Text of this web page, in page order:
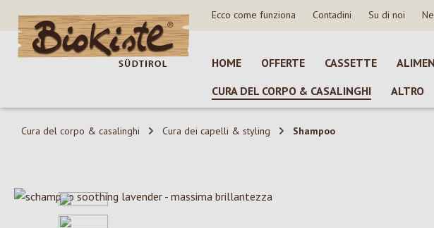
al contenuto principale
Salta alla ricerca
Passa alla navigazione principale Ecco come funziona Contadini Su di noi
HOME OFFERTE CASSETTE
CURA DEL CORPO & CASALINGHI
ALTRO
Cura del corpo & casalinghi Cura dei capelli & styling Shampoo
Salta la galleria di immagini